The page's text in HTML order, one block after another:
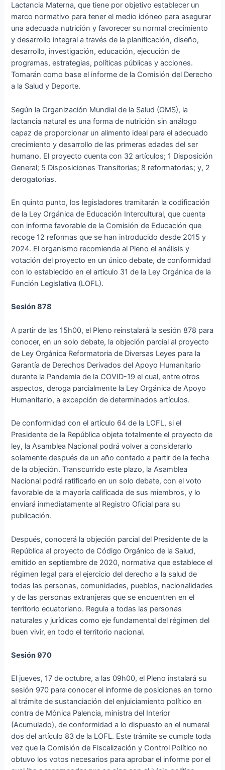
Lactancia Materna, que tiene por objetivo establecer un
marco normativo para tener el medio idóneo para asegurar
una adecuada nutrición y favorecer su normal crecimiento
y desarrollo integral a través de la planificación, diseño,
desarrollo, investigación, educación, ejecución de
programas, estrategias, políticas públicas y acciones.
Tomarán como base el informe de la Comisión del Derecho
a la Salud y Deporte.
Según la Organización Mundial de la Salud (OMS), la
lactancia natural es una forma de nutrición sin análogo
capaz de proporcionar un alimento ideal para el adecuado
crecimiento y desarrollo de las primeras edades del ser
humano. El proyecto cuenta con 32 artículos; 1 Disposición
General; 5 Disposiciones Transitorias; 8 reformatorias; y, 2
derogatorias.
En quinto punto, los legisladores tramitarán la codificación
de la Ley Orgánica de Educación Intercultural, que cuenta
con informe favorable de la Comisión de Educación que
recoge 12 reformas que se han introducido desde 2015 y
2024. El organismo recomienda al Pleno el análisis y
votación del proyecto en un único debate, de conformidad
con lo establecido en el artículo 31 de la Ley Orgánica de la
Función Legislativa (LOFL).
Sesión 878
A partir de las 15h00, el Pleno reinstalará la sesión 878 para
conocer, en un solo debate, la objeción parcial al proyecto
de Ley Orgánica Reformatoria de Diversas Leyes para la
Garantía de Derechos Derivados del Apoyo Humanitario
durante la Pandemia de la COVID-19 el cual, entre otros
aspectos, deroga parcialmente la Ley Orgánica de Apoyo
Humanitario, a excepción de determinados artículos.
De conformidad con el artículo 64 de la LOFL, si el
Presidente de la República objeta totalmente el proyecto de
ley, la Asamblea Nacional podrá volver a considerarlo
solamente después de un año contado a partir de la fecha
de la objeción. Transcurrido este plazo, la Asamblea
Nacional podrá ratificarlo en un solo debate, con el voto
favorable de la mayoría calificada de sus miembros, y lo
enviará inmediatamente al Registro Oficial para su
publicación.
Después, conocerá la objeción parcial del Presidente de la
República al proyecto de Código Orgánico de la Salud,
emitido en septiembre de 2020, normativa que establece el
régimen legal para el ejercicio del derecho a la salud de
todas las personas, comunidades, pueblos, nacionalidades
y de las personas extranjeras que se encuentren en el
territorio ecuatoriano. Regula a todas las personas
naturales y jurídicas como eje fundamental del régimen del
buen vivir, en todo el territorio nacional.
Sesión 970
El jueves, 17 de octubre, a las 09h00, el Pleno instalará su
sesión 970 para conocer el informe de posiciones en torno
al trámite de sustanciación del enjuiciamiento político en
contra de Mónica Palencia, ministra del Interior
(Acumulado), de conformidad a lo dispuesto en el numeral
dos del artículo 83 de la LOFL. Este trámite se cumple toda
vez que la Comisión de Fiscalización y Control Político no
obtuvo los votos necesarios para aprobar el informe por el